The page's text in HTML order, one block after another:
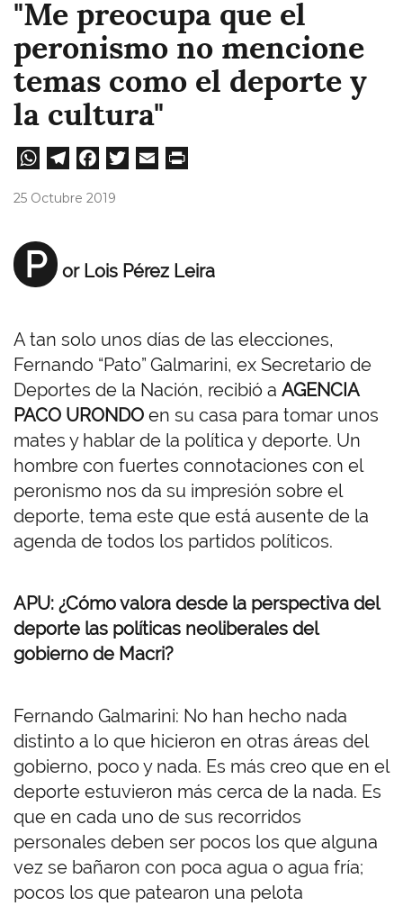
"Me preocupa que el
peronismo no mencione
temas como el deporte y
la cultura"
W
A
pp
Te
m
Fa
25 Octubre 2019
P or Lois Pérez Leira
A tan solo unos días de las elecciones,
Fernando “Pato” Galmarini, ex Secretario de
Deportes de la Nación, recibió a AGENCIA
PACO URONDO en su casa para tomar unos
mates y hablar de la política y deporte. Un
hombre con fuertes connotaciones con el
peronismo nos da su impresión sobre el
deporte, tema este que está ausente de la
agenda de todos los partidos políticos.
APU: ¿Cómo valora desde la perspectiva del
deporte las políticas neoliberales del
gobierno de Macri?
Fernando Galmarini: No han hecho nada
distinto a lo que hicieron en otras áreas del
gobierno, poco y nada. Es más creo que en el
deporte estuvieron más cerca de la nada. Es
que en cada uno de sus recorridos
personales deben ser pocos los que alguna
vez se bañaron con poca agua o agua fría;
pocos los que patearon una pelota